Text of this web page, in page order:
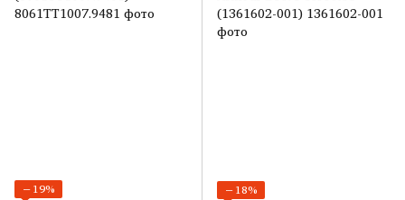
−19%
−18%